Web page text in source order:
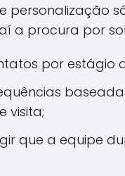
personalização
a procura por
por estágio
visita;
que a equipe